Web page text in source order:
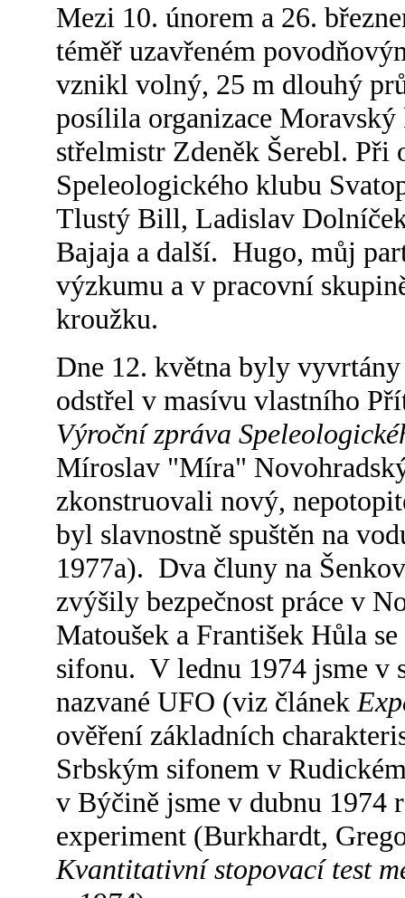
Mezi 10. únorem a 26.
téměř uzavřeném
vznikl volný, 25 m dlouhý
posílila organizace
střelmistr Zdeněk Šerebl. Při
Speleologického klubu
Tlustý Bill, Ladislav
Bajaja a další. Hugo, můj
výzkumu a v pracovní
kroužku.
Dne 12. května byly
odstřel v masívu vlastního
Výroční zpráva
Míroslav "Míra"
zkonstruovali nový,
byl slavnostně spuštěn na
1977a). Dva čluny na
zvýšily bezpečnost práce v
Matoušek a František Hůla
sifonu. V lednu 1974 jsme v
nazvané UFO (viz článek
ověření základních
Srbským sifonem v
v Býčině jsme v dubnu 1974
experiment (Burkhardt,
Kvantitativní stopovací test